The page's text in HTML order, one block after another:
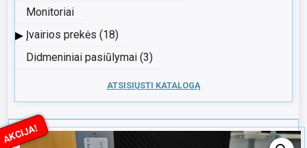
Monitoriai
▸ Įvairios prekės (18)
Didmeniniai pasiūlymai (3)
ATSISIŲSTI KATALOGĄ
AKCIJA!